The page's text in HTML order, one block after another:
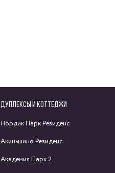
ДУПЛЕКСЫ И КОТТЕДЖИ
Нордик Парк Резиденс
Акиньшино Резиденс
Академия Парк 2